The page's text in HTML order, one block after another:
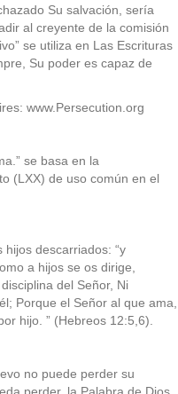
Su salvación, sería
al creyente de la comisión
se utiliza en Las Escrituras
Su poder es capaz de
www.Persecution.org
se basa en la
(LXX) de uso común en el
descarriados: “y
a hijos se os dirige,
del Señor, Ni
Porque el Señor al que ama,
hijo. ” (Hebreos 12:5,6).
no puede perder su